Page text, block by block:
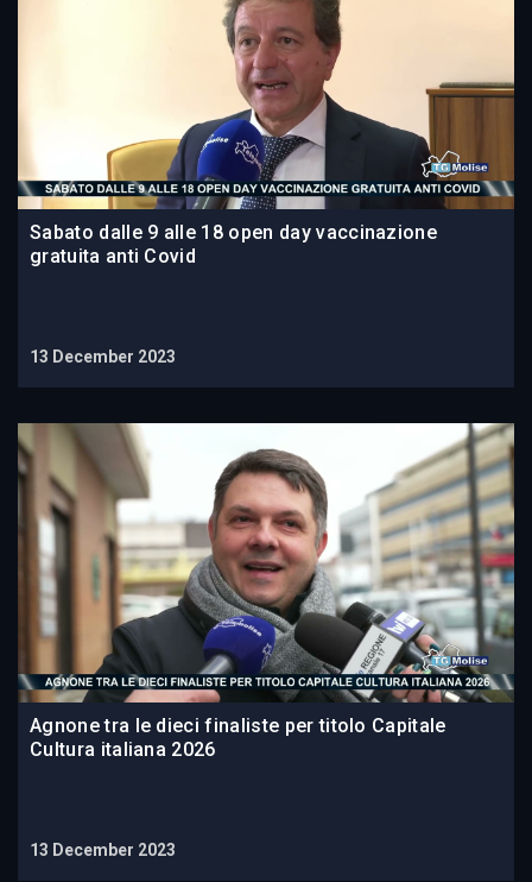
Sabato dalle 9 alle 18 open day vaccinazione
gratuita anti Covid
13 December 2023
Agnone tra le dieci finaliste per titolo Capitale
Cultura italiana 2026
13 December 2023